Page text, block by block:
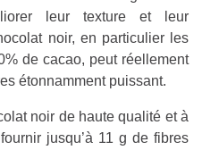
leur texture et leur
noir, en particulier les
de cacao, peut réellement
étonnamment puissant.
noir de haute qualité et à
jusqu’à 11 g de fibres